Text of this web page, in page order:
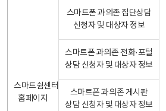
스마트쉼센터
홈페이지
스마트폰 과의존 집단상담
신청자 및 대상자 정보
스마트폰 과의존 전화·포털
상담 신청자 및 대상자 정보
스마트폰 과의존 게시판
상담 신청자 및 대상자 정보